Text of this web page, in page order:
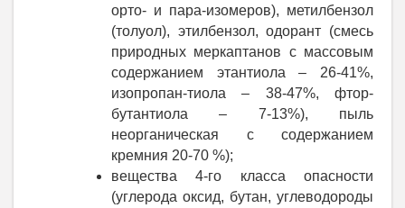
орто- и пара-изомеров), метилбензол
(толуол), этилбензол, одорант (смесь
природных меркаптанов с массовым
содержанием этантиола – 26-41%,
изопропан-тиола – 38-47%, фтор-
бутантиола – 7-13%), пыль
неорганическая с содержанием
кремния 20-70 %);
вещества 4-го класса опасности
(углерода оксид, бутан, углеводороды